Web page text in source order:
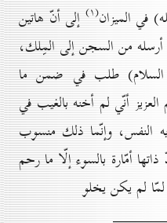
في الميزان(۱)
إلى أنّ هاتين
من السجن إلى المِلك،
السلام) طلب في ضمن ما
أنّي لم أخنه بالغيب في
النفس، وإنّما ذلك منسوب
أمّارة بالسوء إلّا ما رحم
لمّا لم يكن يخلو